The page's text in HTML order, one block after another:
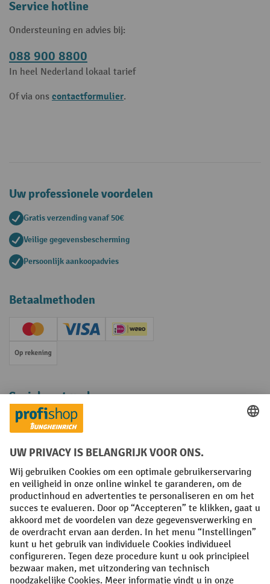
Service hotline
Ondersteuning en advies bij:
088 900 8800
In heel Nederland lokaal tarief
Of via ons contactformulier.
Uw professionele voordelen
Gratis verzending vanaf 50€
Veilige gegevensbescherming
Persoonlijk aankoopadvies
Betaalmethoden
Creditcard (Master)Creditcard (Visa)iDEAL | Wero
Op rekening
Sociale netwerken
Facebook
YouTube
LinkedInInstagram
Algemene leveringsvoorwaarden Copyright
Privacyverklaring Privacy Instellingen
All prices excl. VAT plusshipping costs and possible delivery charges,
if not stated otherwise.
¹ De korting is geldig zolang de voorraad strekt. De korting is niet van
toepassing op speciale prijzen. Een combinatie met andere